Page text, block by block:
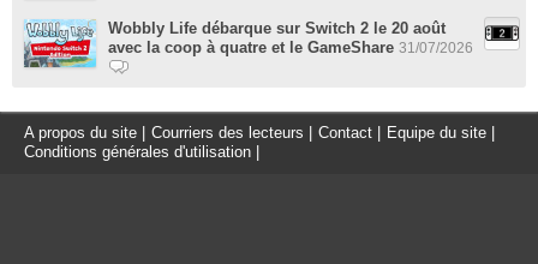
Wobbly Life débarque sur Switch 2 le 20 août
avec la coop à quatre et le GameShare 31/07/2026
A propos du site | Courriers des lecteurs | Contact | Equipe du site |
Conditions générales d'utilisation |